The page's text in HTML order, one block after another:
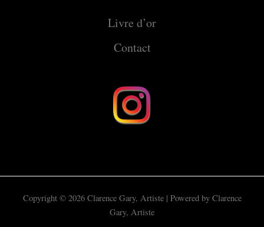
Livre d’or
Contact
Copyright © 2026 Clarence Gary, Artiste | Powered by Clarence
Gary, Artiste